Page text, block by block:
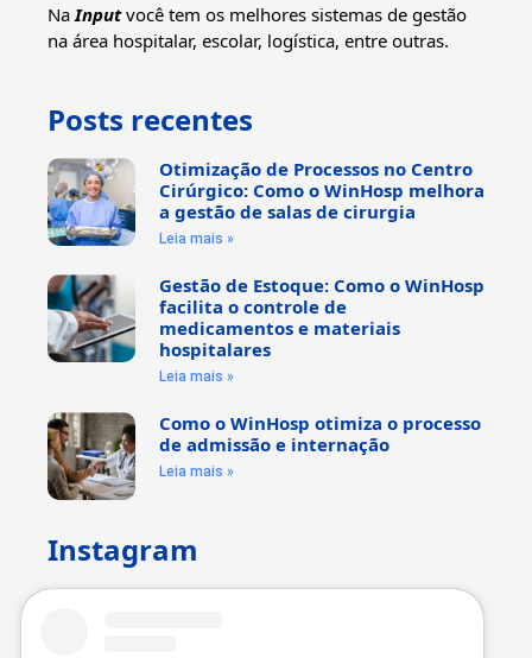
Na Inputvocê tem os melhores sistemas de gestão
na área hospitalar, escolar, logística, entre outras.
Posts recentes
Otimização de Processos no Centro
Cirúrgico: Como o WinHosp melhora
a gestão de salas de cirurgia
Leia mais »
Gestão de Estoque: Como o WinHosp
facilita o controle de
medicamentos e materiais
hospitalares
Leia mais »
Como o WinHosp otimiza o processo
de admissão e internação
Leia mais »
Instagram